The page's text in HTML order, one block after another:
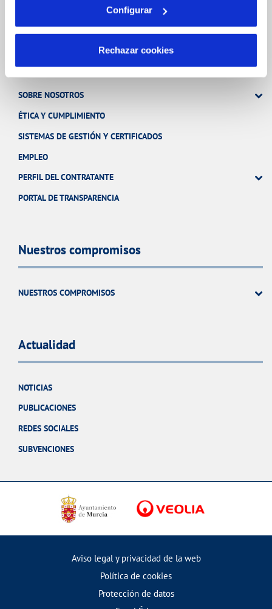
Configurar
Rechazar cookies
SOBRE NOSOTROS
ÉTICA Y CUMPLIMIENTO
SISTEMAS DE GESTIÓN Y CERTIFICADOS
EMPLEO
PERFIL DEL CONTRATANTE
PORTAL DE TRANSPARENCIA
Nuestros compromisos
NUESTROS COMPROMISOS
Actualidad
NOTICIAS
PUBLICACIONES
REDES SOCIALES
SUBVENCIONES
Aviso legal y privacidad de la web
Política de cookies
Protección de datos